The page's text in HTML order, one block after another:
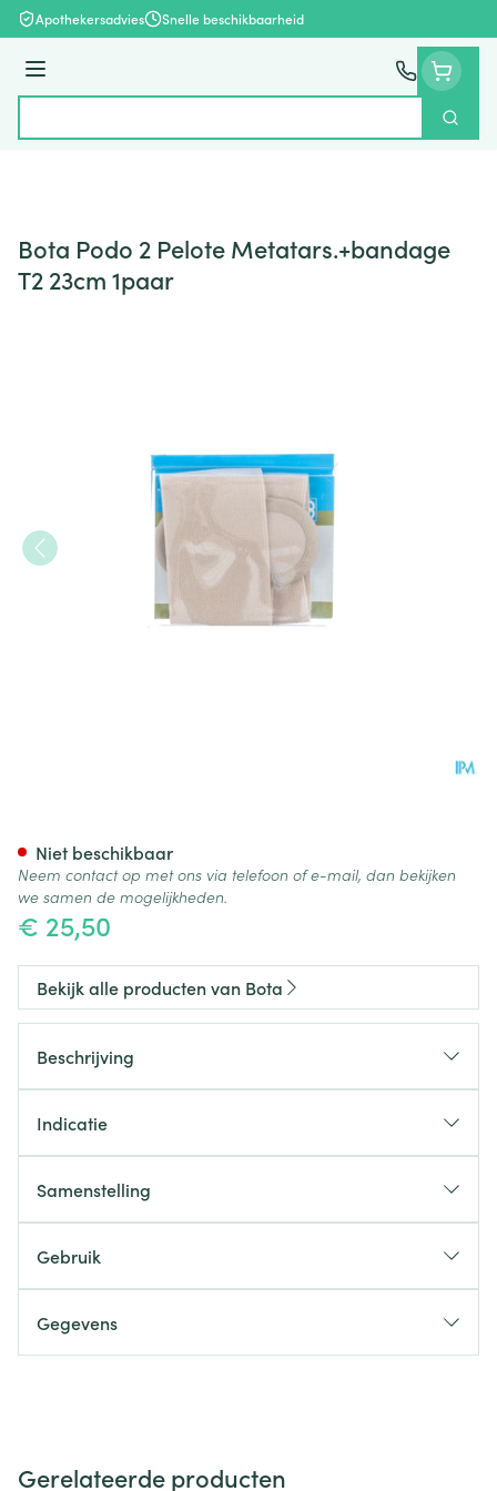
Ga naar de inhoud
Apothekersadvies Snelle beschikbaarheid
Menu
Zoek
Bota Podo 2 Pelote Metatars.+bandage
T2 23cm 1paar
€ 25,50
Niet beschikbaar
Neem contact op met ons via telefoon of e-mail, dan bekijken
we samen de mogelijkheden.
Bekijk alle producten van Bota
Beschrijving
Indicatie
Samenstelling
Gebruik
Gegevens
Gerelateerde producten